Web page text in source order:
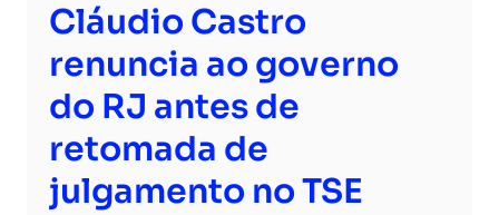
Cláudio Castro
renuncia ao governo
do RJ antes de
retomada de
julgamento no TSE